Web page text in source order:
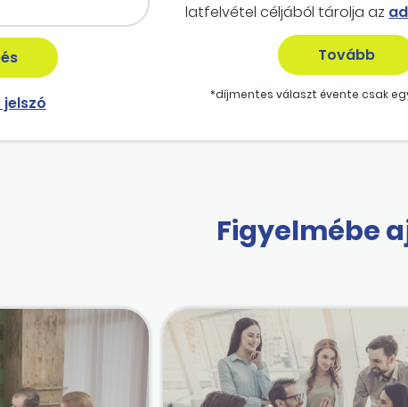
lat­felvétel céljából tárolja az
*díjmentes választ évente csak
Figyelmébe